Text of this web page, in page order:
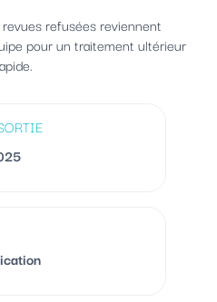
refusées reviennent
pour un traitement ultérieur